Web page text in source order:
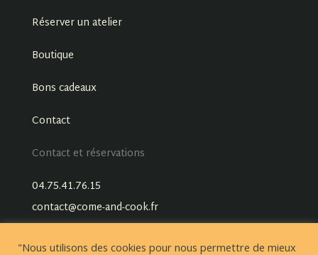
Réserver un atelier
Boutique
Bons cadeaux
Contact
Contact et réservations
04.75.41.76.15
contact@come-and-cook.fr
"Nous utilisons des cookies pour nous permettre de mieux